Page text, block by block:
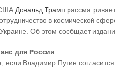
Дональд Трамп
в космической
Об этом сообщает
для России
если Владимир Путин